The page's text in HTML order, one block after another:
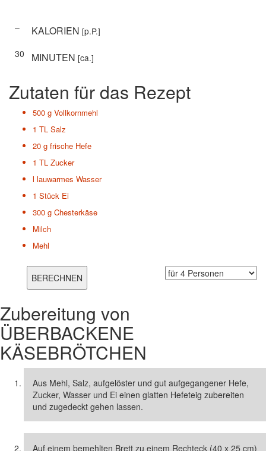
– KALORIEN [p.P.]
30
MINUTEN [ca.]
Zutaten für das Rezept
500 g Vollkornmehl
1 TL Salz
20 g frische Hefe
1 TL Zucker
l lauwarmes Wasser
1 Stück Ei
300 g Chesterkäse
Milch
Mehl
Zubereitung von
ÜBERBACKENE
KÄSEBRÖTCHEN
Aus Mehl, Salz, aufgelöster und gut aufgegangener Hefe,
Zucker, Wasser und Ei einen glatten Hefeteig zubereiten
und zugedeckt gehen lassen.
Auf einem bemehlten Brett zu einem Rechteck (40 x 25 cm)